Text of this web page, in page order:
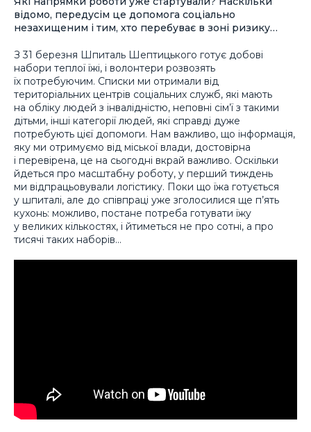
відомо, передусім це допомога соціально
незахищеним і тим, хто перебуває в зоні ризику…
З 31 березня Шпиталь Шептицького готує добові
набори теплої їжі, і волонтери розвозять
їх потребуючим. Списки ми отримали від
територіальних центрів соціальних служб, які мають
на обліку людей з інвалідністю, неповні сім’ї з такими
дітьми, інші категорії людей, які справді дуже
потребують цієї допомоги. Нам важливо, що інформація,
яку ми отримуємо від міської влади, достовірна
і перевірена, це на сьогодні вкрай важливо. Оскільки
йдеться про масштабну роботу, у перший тиждень
ми відпрацьовували логістику. Поки що їжа готується
у шпиталі, але до співпраці уже зголосилися ще п’ять
кухонь: можливо, постане потреба готувати їжу
у великих кількостях, і йтиметься не про сотні, а про
тисячі таких наборів…